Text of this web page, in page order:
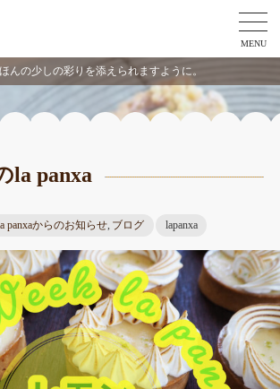
MENU
んの少しの彩りを添えられますように。
la panxa
panxaからのお知らせ, ブログ lapanxa